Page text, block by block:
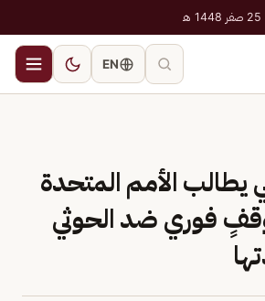
EN
يطالب الأمم المتحدة
فوري ضد الحوثي